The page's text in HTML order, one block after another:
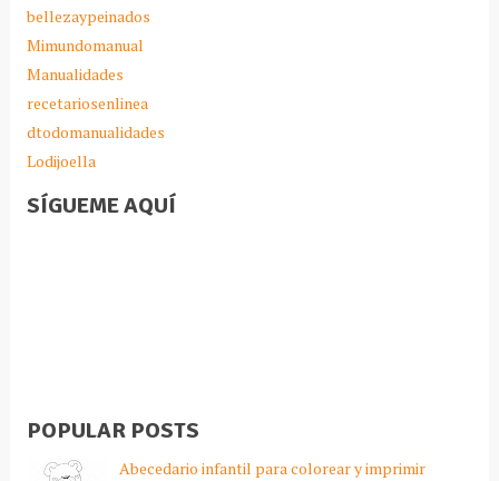
bellezaypeinados
Mimundomanual
Manualidades
recetariosenlinea
dtodomanualidades
Lodijoella
SÍGUEME AQUÍ
POPULAR POSTS
Abecedario infantil para colorear y imprimir